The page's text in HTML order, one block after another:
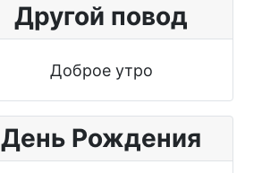
Другой повод
Доброе утро
День Рождения